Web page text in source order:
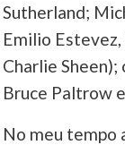
Sutherland;
Emilio
Charlie
Bruce Paltrow
No meu tempo